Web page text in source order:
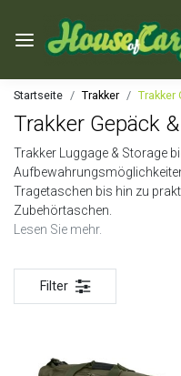
Startseite Trakker Trakker
Trakker Gepäck
Trakker Luggage & Storage
Tragetaschen bis hin zu
Zubehörtaschen.
Lesen Sie mehr.
Filter